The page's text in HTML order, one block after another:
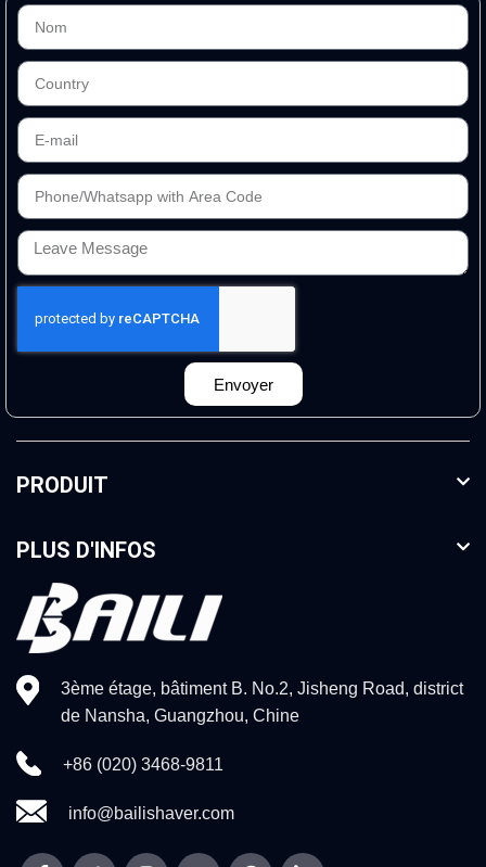
Envoyer
PRODUIT
PLUS D'INFOS
3ème étage, bâtiment B. No.2, Jisheng Road, district
de Nansha, Guangzhou, Chine
+86 (020) 3468-9811
info@bailishaver.com